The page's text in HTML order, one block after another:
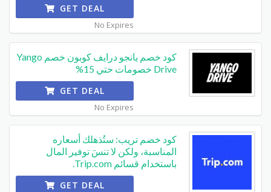
GET DEAL
No Expires
كود خصم يانجو درايف كوبون خصم Yango
Drive خصومات حتي 15%
GET DEAL
No Expires
كود خصم تريب: ستُذهلك أسعاره
المناسبة، ولكن لا تنسَ توفير المال
باستخدام قسائم Trip.com.
GET DEAL